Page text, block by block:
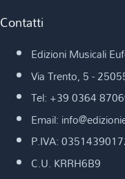
Contatti
Edizioni Musicali
Via Trento, 5 -
Tel: +39 0364
Email:
P.IVA:
C.U. KRRH6B9